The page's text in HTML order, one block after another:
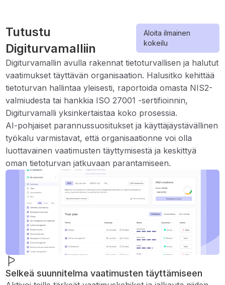
Tutustu
Digiturvamalliin
Aloita ilmainen
kokeilu
Digiturvamallin avulla rakennat tietoturvallisen ja halutut
vaatimukset täyttävän organisaation. Halusitko kehittää
tietoturvan hallintaa yleisesti, raportoida omasta NIS2-
valmiudesta tai hankkia ISO 27001 -sertifioinnin,
Digiturvamalli yksinkertaistaa koko prosessia.
AI-pohjaiset parannussuositukset ja käyttäjäystävällinen
työkalu varmistavat, että organisaationne voi olla
luottavainen vaatimusten täyttymisestä ja keskittyä
oman tietoturvan jatkuvaan parantamiseen.
Selkeä suunnitelma vaatimusten täyttämiseen